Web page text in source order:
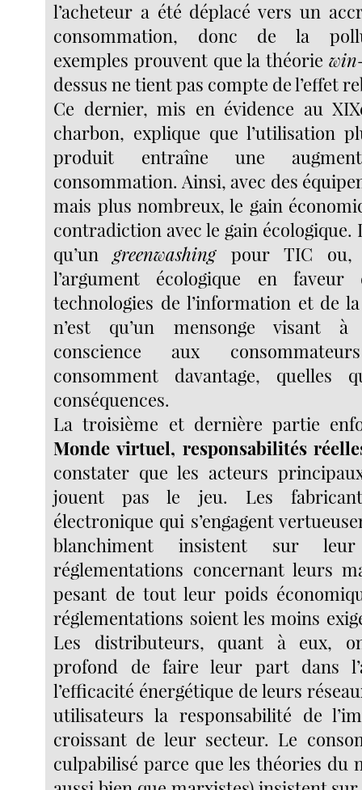
l’acheteur a été déplacé vers un
consommation, donc de la
exemples prouvent que la théorie
dessus ne tient pas compte de l’effet
Ce dernier, mis en évidence au
charbon, explique que l’utilisation
produit entraîne une
consommation. Ainsi, avec des
mais plus nombreux, le gain
contradiction avec le gain écologique.
qu’ungreenwashingpour TIC ou,
l’argument écologique en faveur
technologies de l’information et de
n’est qu’un mensonge visant
conscience aux
consomment davantage, quelles
conséquences.
La troisième et dernière partie
Monde virtuel, responsabilités
constater que les acteurs
jouent pas le jeu. Les
électronique qui s’engagent
blanchiment insistent sur
réglementations concernant leurs
pesant de tout leur poids
réglementations soient les moins
Les distributeurs, quant à eux,
profond de faire leur part dans
l’efficacité énergétique de leurs
utilisateurs la responsabilité de
croissant de leur secteur. Le
culpabilisé parce que les théories du